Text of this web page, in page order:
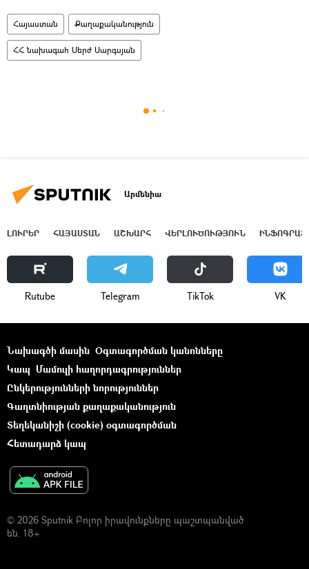
Հայաստան Քաղաքականություն
ՀՀ նախագահ Սերժ Սարգսյան
Արմենիա
ԼՈՒՐԵՐ ՀԱՅԱՍՏԱՆ ԱՇԽԱՐՀ ՎԵՐԼՈՒԾՈՒԹՅՈՒՆ
Rutube Telegram ТikТоk VK
Նախագծի մասին Օգտագործման կանոնները
Կապ Մամուլի հաղորդագրություններ
Ընկերությունների նորություններ
Գաղտնիության քաղաքականություն
Տեղեկանիշի (cookie) օգտագործման
Հետադարձ կապ
© 2026 Sputnik Բոլոր իրավունքները պաշտպանված
են. 18+